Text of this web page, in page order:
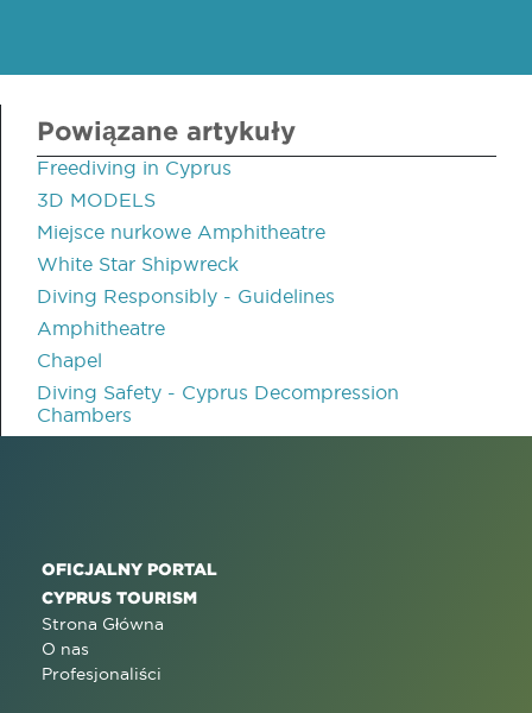
Powiązane artykuły
Freediving in Cyprus
3D MODELS
Miejsce nurkowe Amphitheatre
White Star Shipwreck
Diving Responsibly - Guidelines
Amphitheatre
Chapel
Diving Safety - Cyprus Decompression
Chambers
OFICJALNY PORTAL
CYPRUS TOURISM
Strona Główna
O nas
Profesjonaliści